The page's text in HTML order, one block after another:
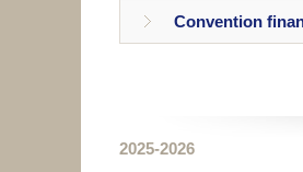
Convention
2025-2026